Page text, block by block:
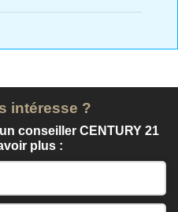
intéresse ?
conseiller CENTURY 21
plus :